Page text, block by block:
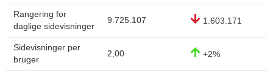
Rangering for
daglige sidevisninger
9.725.107 1.603.171
Sidevisninger per
bruger
2,00 +2%